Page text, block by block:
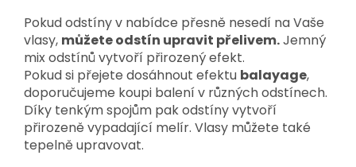
Pokud odstíny v nabídce přesně nesedí na Vaše
vlasy, můžete odstín upravit přelivem.Jemný
mix odstínů vytvoří přirozený efekt.
Pokud si přejete dosáhnout efektu balayage,
doporučujeme koupi balení v různých odstínech.
Díky tenkým spojům pak odstíny vytvoří
přirozeně vypadající melír. Vlasy můžete také
tepelně upravovat.